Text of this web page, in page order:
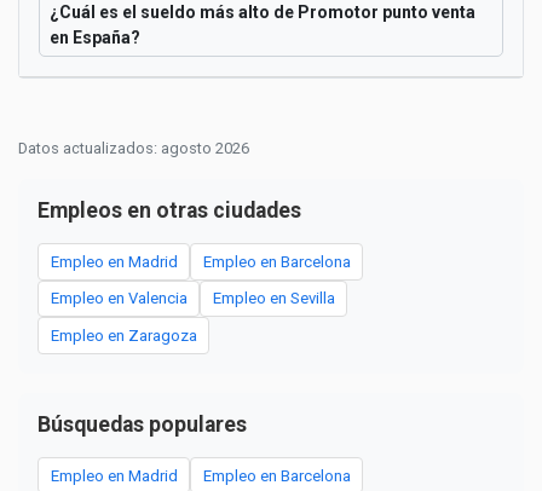
¿Cuál es el sueldo más alto de Promotor punto venta
en España?
Datos actualizados: agosto 2026
Empleos en otras ciudades
Empleo en Madrid Empleo en Barcelona
Empleo en Valencia Empleo en Sevilla
Empleo en Zaragoza
Búsquedas populares
Empleo en Madrid Empleo en Barcelona